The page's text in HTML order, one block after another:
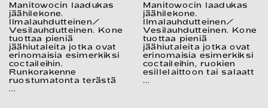
Manitowocin laadukas
jäähilekone.
Ilmalauhdutteinen/
Vesilauhdutteinen. Kone
tuottaa pieniä
jäähiutaleita jotka ovat
erinomaisia esimerkiksi
coctaileihin.
Runkorakenne
ruostumatonta terästä
...
Manitowocin laadukas
jäähilekone.
Ilmalauhdutteinen/
Vesilauhdutteinen. Kone
tuottaa pieniä
jäähiutaleita jotka ovat
erinomaisia esimerkiksi
coctaileihin, ruokien
esillelaittoon tai salaatt
...